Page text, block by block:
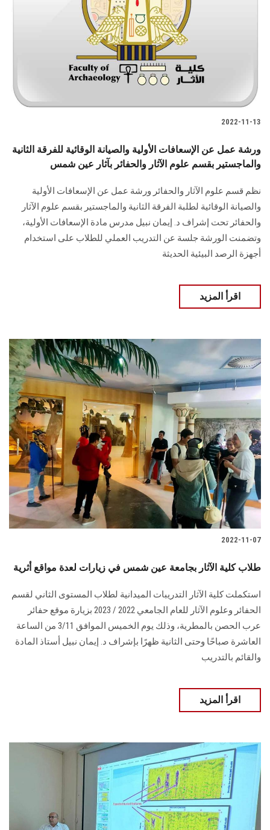
2022-11-13
ورشة عمل عن الإسعافات الأولية والصيانة الوقائية للفرقة الثانية
والماجستير بقسم علوم الآثار والحفائر بآثار عين شمس
نظم قسم علوم الآثار والحفائر ورشة عمل عن الإسعافات الأولية
والصيانة الوقائية لطلبة الفرقة الثانية والماجستير بقسم علوم الآثار
والحفائر تحت إشراف د. إيمان نبيل مدرس مادة الإسعافات الأولية،
وتضمنت الورشة جلسة عن التدريب العملي للطلاب على استخدام
أجهزة الرصد البيئية الحديثة
اقرأ المزيد
2022-11-07
طلاب كلية الآثار بجامعة عين شمس في زيارات لعدة مواقع أثرية
استكملت كلية الآثار التدريبات الميدانية لطلاب المستوى الثاني لقسم
الحفائر وعلوم الآثار للعام الجامعي 2022 / 2023 بزيارة موقع حفائر
عرب الحصن بالمطرية، وذلك يوم الخميس الموافق 3/11 من الساعة
العاشرة صباحًا وحتى الثانية ظهرًا بإشراف د. إيمان نبيل أستاذ المادة
والقائم بالتدريب
اقرأ المزيد